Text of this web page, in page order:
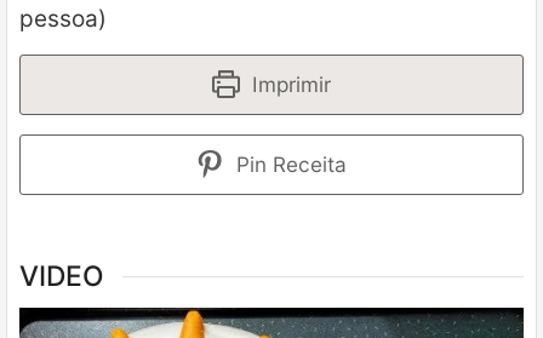
pessoa)
Imprimir
Pin Receita
VIDEO